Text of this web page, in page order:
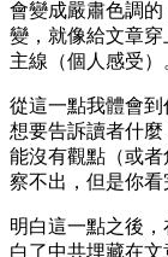
會變成嚴肅色調
變，就像給文章
主線（個人感受）
從這一點我體會
想要告訴讀者什
能沒有觀點（或
察不出，但是你看
明白這一點之後
白了中共埋藏在